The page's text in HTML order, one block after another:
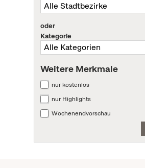
oder
Kategorie
Weitere Merkmale
nur kostenlos
nur Highlights
Wochenendvorschau